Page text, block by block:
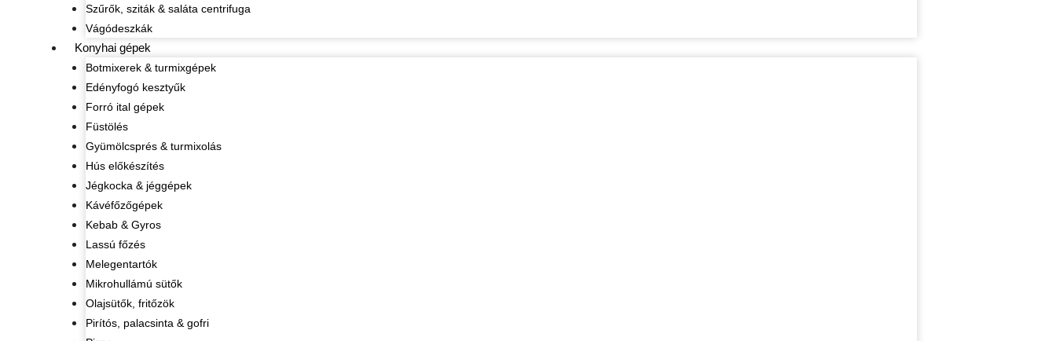
Szűrők, sziták & saláta centrifuga
Vágódeszkák
Konyhai gépek
Botmixerek & turmixgépek
Edényfogó kesztyűk
Forró ital gépek
Füstölés
Gyümölcsprés & turmixolás
Hús előkészítés
Jégkocka & jéggépek
Kávéfőzőgépek
Kebab & Gyros
Lassú főzés
Melegentartók
Mikrohullámú sütők
Olajsütők, fritőzök
Pirítós, palacsinta & gofri